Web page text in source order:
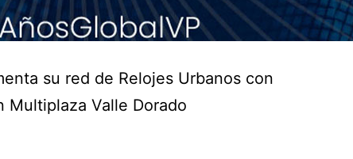
su red de Relojes Urbanos con
Multiplaza Valle Dorado